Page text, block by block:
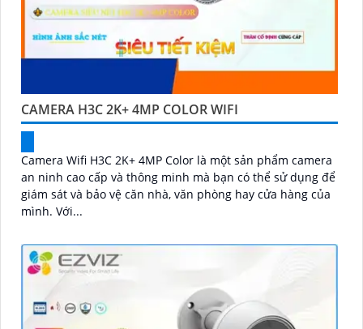
CAMERA H3C 2K+ 4MP COLOR WIFI
Camera Wifi H3C 2K+ 4MP Color là một sản phẩm camera
an ninh cao cấp và thông minh mà bạn có thể sử dụng để
giám sát và bảo vệ căn nhà, văn phòng hay cửa hàng của
mình. Với...